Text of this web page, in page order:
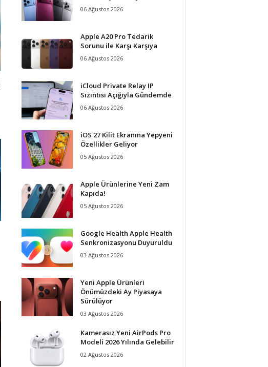
06 Ağustos 2026
Apple A20 Pro Tedarik
Sorunu ile Karşı Karşıya
06 Ağustos 2026
iCloud Private Relay IP
Sızıntısı Açığıyla Gündemde
06 Ağustos 2026
iOS 27 Kilit Ekranına Yepyeni
Özellikler Geliyor
05 Ağustos 2026
Apple Ürünlerine Yeni Zam
Kapıda!
05 Ağustos 2026
Google Health Apple Health
Senkronizasyonu Duyuruldu
03 Ağustos 2026
Yeni Apple Ürünleri
Önümüzdeki Ay Piyasaya
Sürülüyor
03 Ağustos 2026
Kamerasız Yeni AirPods Pro
Modeli 2026 Yılında Gelebilir
02 Ağustos 2026